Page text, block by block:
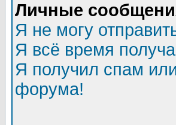
Личные
Я не могу
Я всё время
Я получил спам
форума!